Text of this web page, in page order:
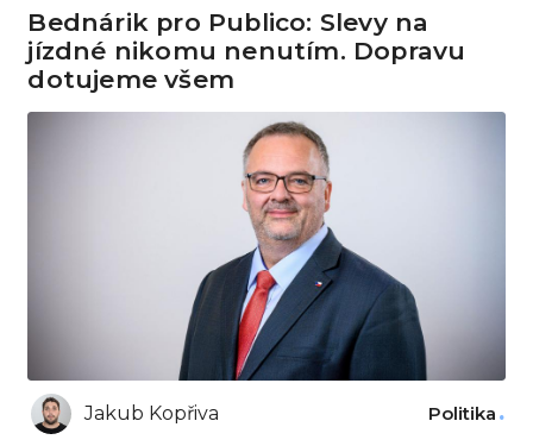
Bednárik pro Publico: Slevy na
jízdné nikomu nenutím. Dopravu
dotujeme všem
Jakub Kopřiva Politika